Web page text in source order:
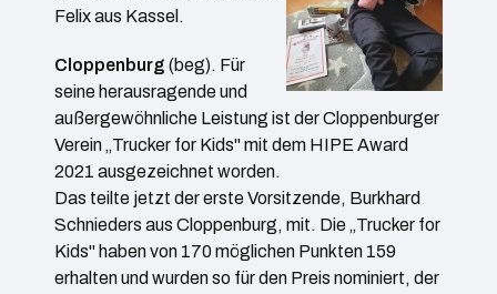
Felix aus Kassel.
Cloppenburg (beg). Für
seine herausragende und
außergewöhnliche Leistung ist der Cloppenburger
Verein „Trucker for Kids" mit dem HIPE Award
2021 ausgezeichnet worden.
Das teilte jetzt der erste Vorsitzende, Burkhard
Schnieders aus Cloppenburg, mit. Die „Trucker for
Kids" haben von 170 möglichen Punkten 159
erhalten und wurden so für den Preis nominiert, der